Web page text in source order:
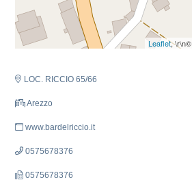
Leaflet, \r\n©
LOC. RICCIO 65/66
Arezzo
www.bardelriccio.it
0575678376
0575678376